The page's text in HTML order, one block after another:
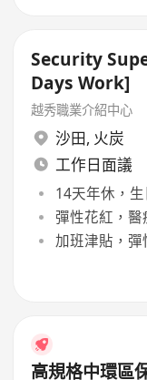
Security
Days Work]
越秀職業介紹中心
沙田, 火炭
工作日面議
14天年休，
彈性花紅，
加班津貼，彈
高規格中環區